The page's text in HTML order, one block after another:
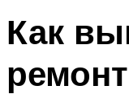
Меню
Как
ремонт